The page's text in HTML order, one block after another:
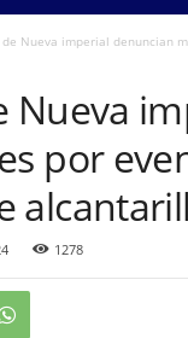
de Nueva imperial denuncian
Nueva
por
1278